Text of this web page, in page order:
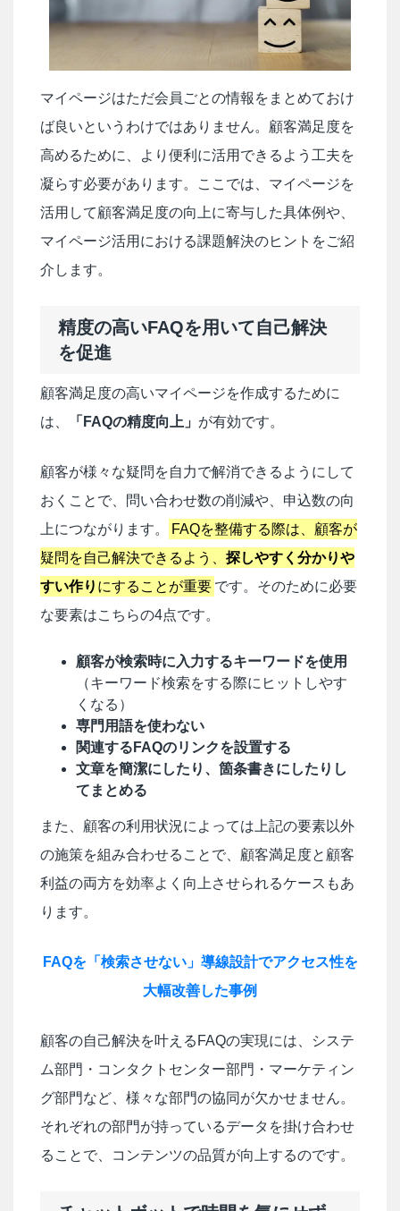
マイページはただ会員ごとの情報をまとめておけ
ば良いというわけではありません。顧客満足度を
高めるために、より便利に活用できるよう工夫を
凝らす必要があります。ここでは、マイページを
活用して顧客満足度の向上に寄与した具体例や、
マイページ活用における課題解決のヒントをご紹
介します。
精度の高いFAQを用いて自己解決
を促進
顧客満足度の高いマイページを作成するために
は、
「FAQの精度向上」 が有効です。
顧客が様々な疑問を自力で解消できるようにして
おくことで、問い合わせ数の削減や、申込数の向
上につながります。
FAQを整備する際は、顧客が
疑問を自己解決できるよう、 探しやすく分かりや
すい作り にすることが重要 です。そのために必要
な要素はこちらの4点です。
顧客が検索時に入力するキーワードを使用
（キーワード検索をする際にヒットしやす
くなる）
専門用語を使わない
関連するFAQのリンクを設置する
文章を簡潔にしたり、箇条書きにしたりし
てまとめる
また、顧客の利用状況によっては上記の要素以外
の施策を組み合わせることで、顧客満足度と顧客
利益の両方を効率よく向上させられるケースもあ
ります。
FAQを「検索させない」導線設計でアクセス性を
大幅改善した事例
顧客の自己解決を叶えるFAQの実現には、システ
ム部門・コンタクトセンター部門・マーケティン
グ部門など、様々な部門の協同が欠かせません。
それぞれの部門が持っているデータを掛け合わせ
ることで、コンテンツの品質が向上するのです。